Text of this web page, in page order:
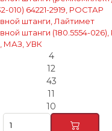
010) 64221-2919, РОСТАР
штанги, Лайтимет
штанги (180.5554-
МАЗ, УВК
4
12
43
11
10